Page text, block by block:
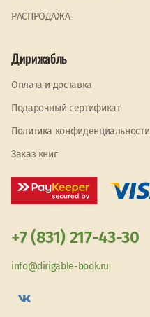
PАСПРОДАЖА
Дирижабль
Оплата и доставка
Подарочный сертификат
Политика конфиденциальности
Заказ книг
+7 (831) 217-43-30
info@dirigable-book.ru